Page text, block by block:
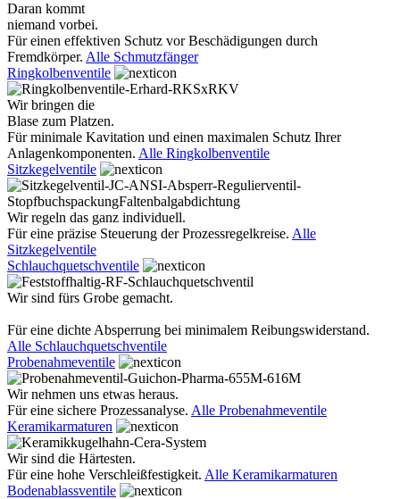
Daran kommt
niemand vorbei.
Für einen effektiven Schutz vor Beschädigungen durch
Fremdkörper. Alle Schmutzfänger
Ringkolbenventile
Wir bringen die
Blase zum Platzen.
Für minimale Kavitation und einen maximalen Schutz Ihrer
Anlagenkomponenten. Alle Ringkolbenventile
Sitzkegelventile
Wir regeln das ganz individuell.
Für eine präzise Steuerung der Prozessregelkreise. Alle
Sitzkegelventile
Schlauchquetschventile
Wir sind fürs Grobe gemacht.
Für eine dichte Absperrung bei minimalem Reibungswiderstand.
Alle Schlauchquetschventile
Probenahmeventile
Wir nehmen uns etwas heraus.
Für eine sichere Prozessanalyse. Alle Probenahmeventile
Keramikarmaturen
Wir sind die Härtesten.
Für eine hohe Verschleißfestigkeit. Alle Keramikarmaturen
Bodenablassventile